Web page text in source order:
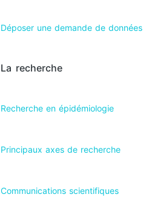
Déposer une demande de données
La recherche
Recherche en épidémiologie
Principaux axes de recherche
Communications scientifiques